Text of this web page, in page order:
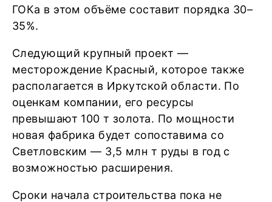
ГОКа в этом объёме составит порядка 30–
35%.
Следующий крупный проект —
месторождение Красный, которое также
располагается в Иркутской области. По
оценкам компании, его ресурсы
превышают 100 т золота. По мощности
новая фабрика будет сопоставима со
Светловским — 3,5 млн т руды в год с
возможностью расширения.
Сроки начала строительства пока не